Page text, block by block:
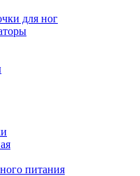
для ног
питания